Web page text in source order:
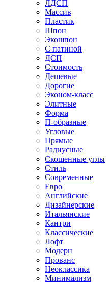
ЛДСП
Массив
Пластик
Шпон
Экошпон
С патиной
ДСП
Стоимость
Дешевые
Дорогие
Эконом-класс
Элитные
Форма
П-образные
Угловые
Прямые
Радиусные
Скошенные углы
Стиль
Современные
Евро
Английские
Дизайнерские
Итальянские
Кантри
Классические
Лофт
Модерн
Прованс
Неоклассика
Минимализм